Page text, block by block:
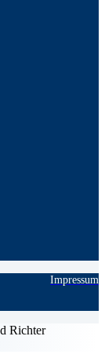
Impressum
Richter